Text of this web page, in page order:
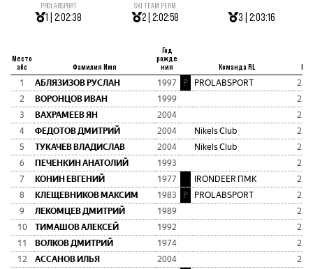
PROLABSPORT
1 | 2:02:38
SKI TEAM PERM
2 | 2:02:58
3 | 2:03:16
Место
абс
Фамилия Имя
Год
рожде
ния
Команда RL
1 АБЛЯЗИЗОВ РУСЛАН 1997 P PROLABSPORT
2
ВОРОНЦОВ ИВАН 1999
3
ВАХРАМЕЕВ ЯН 2004
4
ФЕДОТОВ ДМИТРИЙ 2004 Nikels Club
5
ТУКАЧЕВ ВЛАДИСЛАВ 2004 Nikels Club
6
ПЕЧЕНКИН АНАТОЛИЙ 1993
7
КОНИН ЕВГЕНИЙ 1977 IRONDEER ПМК
8
КЛЕЩЕВНИКОВ МАКСИМ 1983 P PROLABSPORT
9
ЛЕКОМЦЕВ ДМИТРИЙ 1989
10
ТИМАШОВ АЛЕКСЕЙ 1992
11
ВОЛКОВ ДМИТРИЙ 1974
12
АССАНОВ ИЛЬЯ 2004